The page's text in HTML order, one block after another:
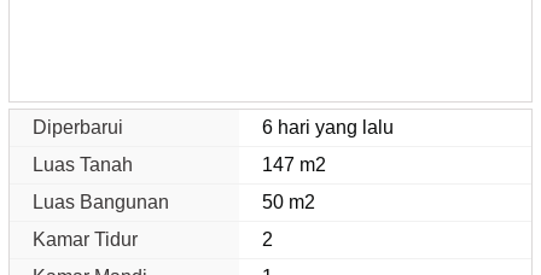
Diperbarui
6 hari yang lalu
Luas Tanah
147 m2
Luas Bangunan
50 m2
Kamar Tidur
2